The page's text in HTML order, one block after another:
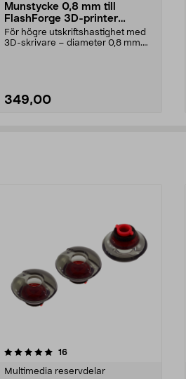
Munstycke 0,8 mm till
FlashForge 3D-printer
5M/5M Pro
För högre utskriftshastighet med
3D-skrivare – diameter 0,8 mm.
349,00
16recensioner
Multimedia reservdelar
5.0 av 5 stjärnor